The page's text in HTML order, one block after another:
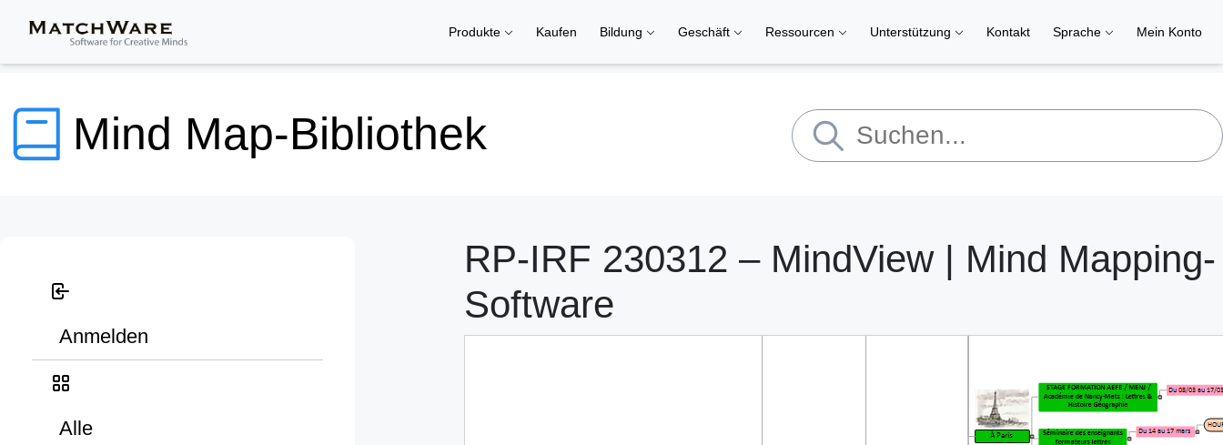
Produkte Kaufen Bildung Geschäft Ressourcen Unterstützung Kontakt Sprache Mein Konto
Mind Map-Bibliothek
Anmelden
Alle
RP-IRF 230312 – MindView | Mind Mapping-
Software